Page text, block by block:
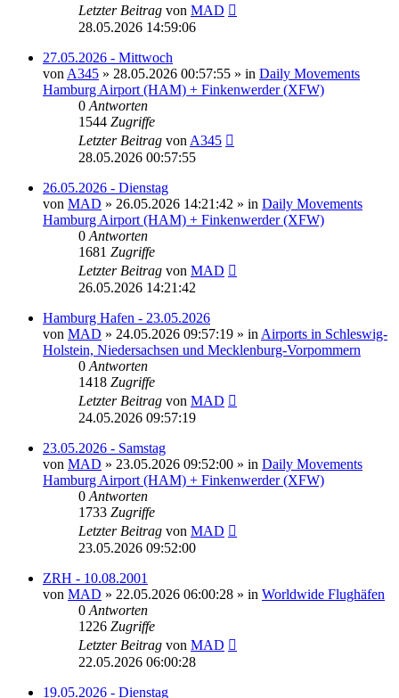
Letzter Beitrag von MAD
28.05.2026 14:59:06
27.05.2026 - Mittwoch
von A345 » 28.05.2026 00:57:55 » in Daily Movements
Hamburg Airport (HAM) + Finkenwerder (XFW)
0 Antworten
1544 Zugriffe
Letzter Beitrag von A345
28.05.2026 00:57:55
26.05.2026 - Dienstag
von MAD » 26.05.2026 14:21:42 » in Daily Movements
Hamburg Airport (HAM) + Finkenwerder (XFW)
0 Antworten
1681 Zugriffe
Letzter Beitrag von MAD
26.05.2026 14:21:42
Hamburg Hafen - 23.05.2026
von MAD » 24.05.2026 09:57:19 » in Airports in Schleswig-
Holstein, Niedersachsen und Mecklenburg-Vorpommern
0 Antworten
1418 Zugriffe
Letzter Beitrag von MAD
24.05.2026 09:57:19
23.05.2026 - Samstag
von MAD » 23.05.2026 09:52:00 » in Daily Movements
Hamburg Airport (HAM) + Finkenwerder (XFW)
0 Antworten
1733 Zugriffe
Letzter Beitrag von MAD
23.05.2026 09:52:00
ZRH - 10.08.2001
von MAD » 22.05.2026 06:00:28 » in Worldwide Flughäfen
0 Antworten
1226 Zugriffe
Letzter Beitrag von MAD
22.05.2026 06:00:28
19.05.2026 - Dienstag